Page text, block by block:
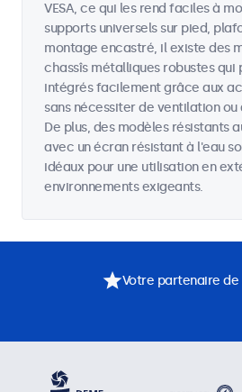
VESA, ce qui les rend faciles à
supports universels sur pied,
montage encastré, il existe des
chassîs métalliques robustes qui
intégrés facilement grâce aux
sans nécessiter de ventilation
De plus, des modèles résistants
avec un écran résistant à l'eau
idéaux pour une utilisation en
environnements exigeants.
Votre partenaire